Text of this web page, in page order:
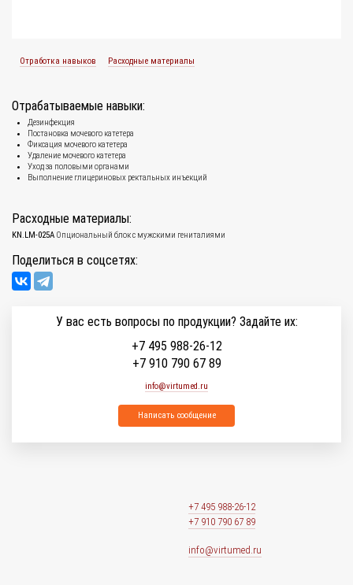
Отработка навыков Расходные материалы
Отрабатываемые навыки:
Дезинфекция
Постановка мочевого катетера
Фиксация мочевого катетера
Удаление мочевого катетера
Уход за половыми органами
Выполнение глицериновых ректальных инъекций
Расходные материалы:
KN.LM-025A Опциональный блок с мужскими гениталиями
Поделиться в соцсетях:
У вас есть вопросы по продукции? Задайте их:
+7 495 988-26-12
+7 910 790 67 89
info@virtumed.ru
Написать сообщение
+7 495 988-26-12
+7 910 790 67 89
info@virtumed.ru